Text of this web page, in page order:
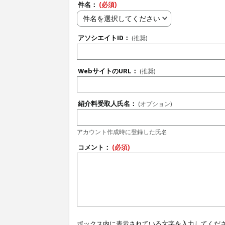
件名： (必須)
件名を選択してください
アソシエイトID： (推奨)
WebサイトのURL： (推奨)
紹介料受取人氏名： (オプション)
アカウント作成時に登録した氏名
コメント： (必須)